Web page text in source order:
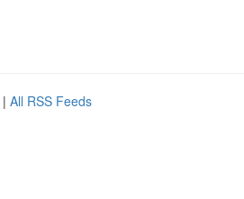
| All RSS Feeds